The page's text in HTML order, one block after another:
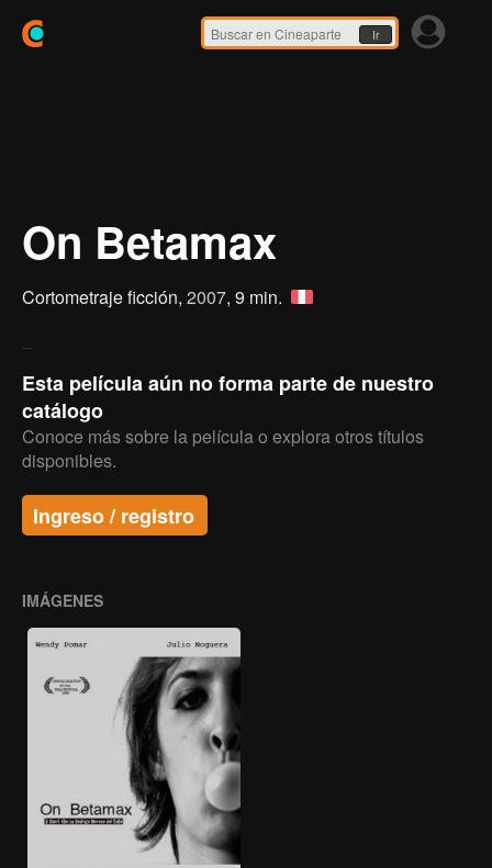
Ir
On Betamax
Cortometraje ficción, 2007, 9 min.
Esta película aún no forma parte de nuestro
catálogo
Conoce más sobre la película o explora otros títulos
disponibles.
Ingreso / registro
IMÁGENES